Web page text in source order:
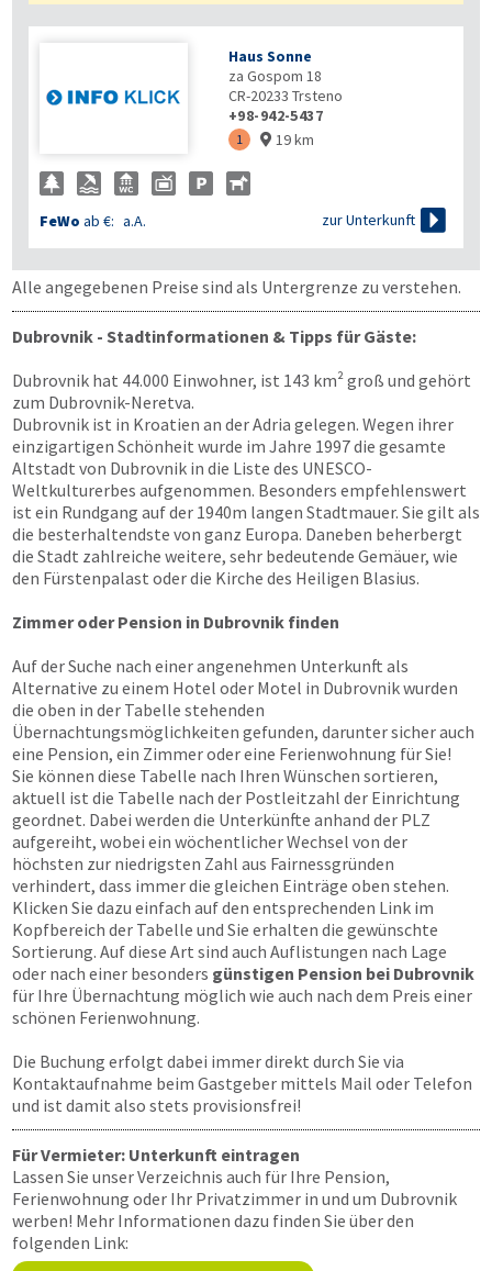
Haus Sonne
za Gospom 18
CR-20233 Trsteno
+98-942-5437
1  19 km
FeWo ab €: a.A. zur Unterkunft 
Alle angegebenen Preise sind als Untergrenze zu verstehen.
Dubrovnik - Stadtinformationen & Tipps für Gäste:
Dubrovnik hat 44.000 Einwohner, ist 143 km² groß und gehört
zum Dubrovnik-Neretva.
Dubrovnik ist in Kroatien an der Adria gelegen. Wegen ihrer
einzigartigen Schönheit wurde im Jahre 1997 die gesamte
Altstadt von Dubrovnik in die Liste des UNESCO-
Weltkulturerbes aufgenommen. Besonders empfehlenswert
ist ein Rundgang auf der 1940m langen Stadtmauer. Sie gilt als
die besterhaltendste von ganz Europa. Daneben beherbergt
die Stadt zahlreiche weitere, sehr bedeutende Gemäuer, wie
den Fürstenpalast oder die Kirche des Heiligen Blasius.
Zimmer oder Pension in Dubrovnik finden
Auf der Suche nach einer angenehmen Unterkunft als
Alternative zu einem Hotel oder Motel in Dubrovnik wurden
die oben in der Tabelle stehenden
Übernachtungsmöglichkeiten gefunden, darunter sicher auch
eine Pension, ein Zimmer oder eine Ferienwohnung für Sie!
Sie können diese Tabelle nach Ihren Wünschen sortieren,
aktuell ist die Tabelle nach der Postleitzahl der Einrichtung
geordnet. Dabei werden die Unterkünfte anhand der PLZ
aufgereiht, wobei ein wöchentlicher Wechsel von der
höchsten zur niedrigsten Zahl aus Fairnessgründen
verhindert, dass immer die gleichen Einträge oben stehen.
Klicken Sie dazu einfach auf den entsprechenden Link im
Kopfbereich der Tabelle und Sie erhalten die gewünschte
Sortierung. Auf diese Art sind auch Auflistungen nach Lage
oder nach einer besonders günstigen Pension bei Dubrovnik
für Ihre Übernachtung möglich wie auch nach dem Preis einer
schönen Ferienwohnung.
Die Buchung erfolgt dabei immer direkt durch Sie via
Kontaktaufnahme beim Gastgeber mittels Mail oder Telefon
und ist damit also stets provisionsfrei!
Für Vermieter: Unterkunft eintragen
Lassen Sie unser Verzeichnis auch für Ihre Pension,
Ferienwohnung oder Ihr Privatzimmer in und um Dubrovnik
werben! Mehr Informationen dazu finden Sie über den
folgenden Link: